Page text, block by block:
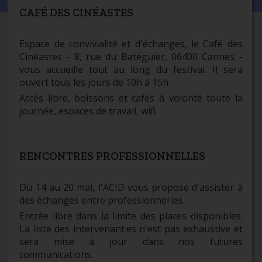
CAFÉ DES CINÉASTES
Espace de convivialité et d'échanges, le Café des
Cinéastes - 8, rue du Batéguier, 06400 Cannes -
vous accueille tout au long du festival. Il sera
ouvert tous les jours de 10h à 15h.
Accès libre, boissons et cafés à volonté toute la
journée, espaces de travail, wifi.
RENCONTRES PROFESSIONNELLES
Du 14 au 20 mai, l'ACID vous propose d'assister à
des échanges entre professionnel·les.
Entrée libre dans la limite des places disponibles.
La liste des intervenant·es n'est pas exhaustive et
sera mise à jour dans nos futures
communications.